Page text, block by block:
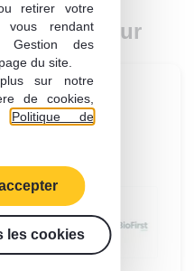
retirer votre
vous rendant
Gestion des
du site.
sur notre
de cookies,
Politique de
les cookies
secteur